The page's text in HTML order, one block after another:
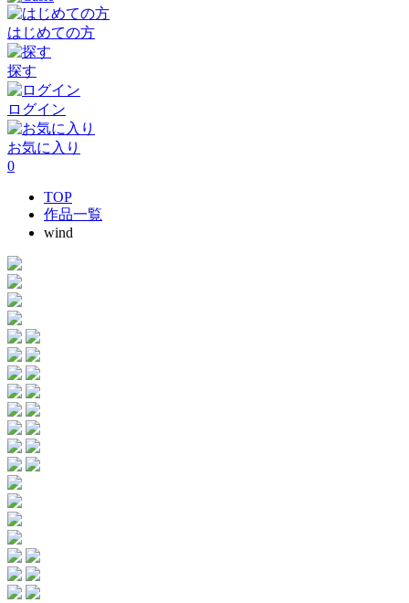
はじめての方
探す
ログイン
お気に入り
0
TOP
作品一覧
wind